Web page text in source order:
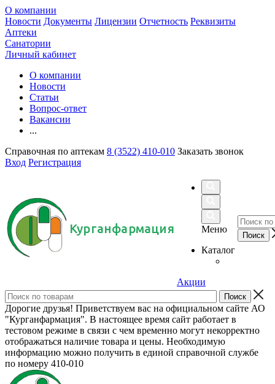
О компании
Новости Документы Лицензии Отчетность Реквизиты
Аптеки
Санатории
Личный кабинет
О компании
Новости
Статьи
Вопрос-ответ
Вакансии
...
Справочная по аптекам 8 (3522) 410-010 Заказать звонок
Вход Регистрация
Курганфармация
Меню
Каталог
Акции
Дорогие друзья! Приветствуем вас на официальном сайте АО
"Курганфармация". В настоящее время сайт работает в
тестовом режиме в связи с чем временно могут некорректно
отображаться наличие товара и цены. Необходимую
информацию можно получить в единой справочной службе
по номеру 410-010